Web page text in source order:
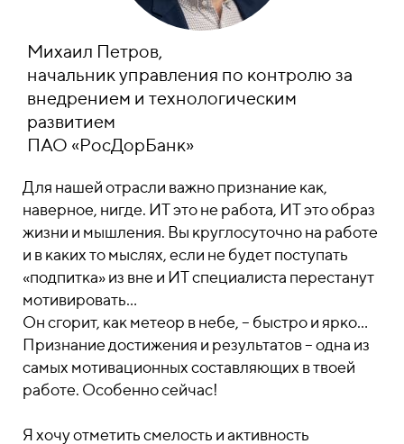
Михаил Петров,
начальник управления по контролю за
внедрением и технологическим
развитием
ПАО «РосДорБанк»
Для нашей отрасли важно признание как,
наверное, нигде. ИТ это не работа, ИТ это образ
жизни и мышления. Вы круглосуточно на работе
и в каких то мыслях, если не будет поступать
«подпитка» из вне и ИТ специалиста перестанут
мотивировать…
Он сгорит, как метеор в небе, – быстро и ярко…
Признание достижения и результатов – одна из
самых мотивационных составляющих в твоей
работе. Особенно сейчас!
Я хочу отметить смелость и активность